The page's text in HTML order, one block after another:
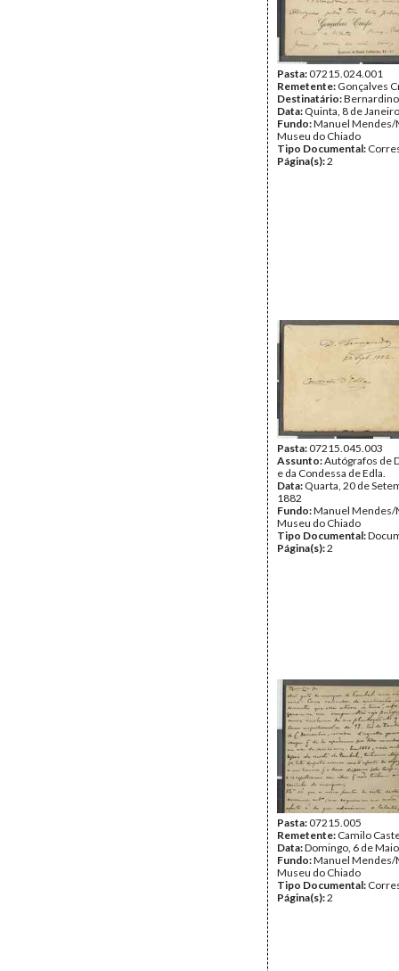
Pasta:07215.024.001
Remetente: Gonçalves
Destinatário:Bernardino
Data: Quinta, 8 de
Fundo:Manuel Mendes/
Museu do Chiado
Tipo Documental:
Página(s):2
Pasta:07215.045.003
Assunto:Autógrafos de
e da Condessa de Edla.
Data: Quarta, 20 de
1882
Fundo:Manuel Mendes/
Museu do Chiado
Tipo Documental:
Página(s):2
Pasta:07215.005
Remetente: Camilo
Data:Domingo, 6 de
Fundo:Manuel Mendes/
Museu do Chiado
Tipo Documental:
Página(s):2